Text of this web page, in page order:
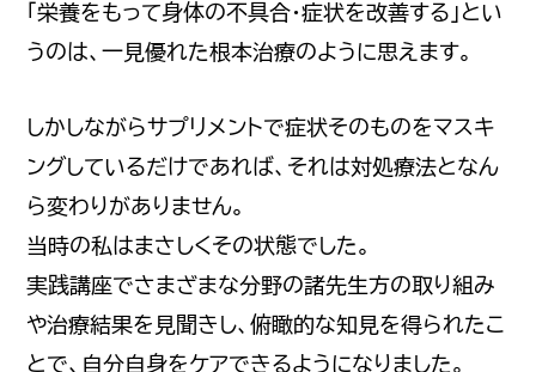
「栄養をもって身体の不具合・症状を改善する」とい
うのは、一見優れた根本治療のように思えます。
しかしながらサプリメントで症状そのものをマスキ
ングしているだけであれば、それは対処療法となん
ら変わりがありません。
当時の私はまさしくその状態でした。
実践講座でさまざまな分野の諸先生方の取り組み
や治療結果を見聞きし、俯瞰的な知見を得られたこ
とで、自分自身をケアできるようになりました。